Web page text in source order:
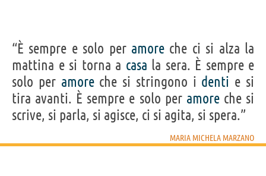
“È sempre e solo per amore che ci si alza la
mattina e si torna a casa la sera. È sempre e
solo per amoreche si stringono i denti e si
tira avanti. È sempre e solo per amoreche si
scrive, si parla, si agisce, ci si agita, si spera.”
MARIA MICHELA MARZANO